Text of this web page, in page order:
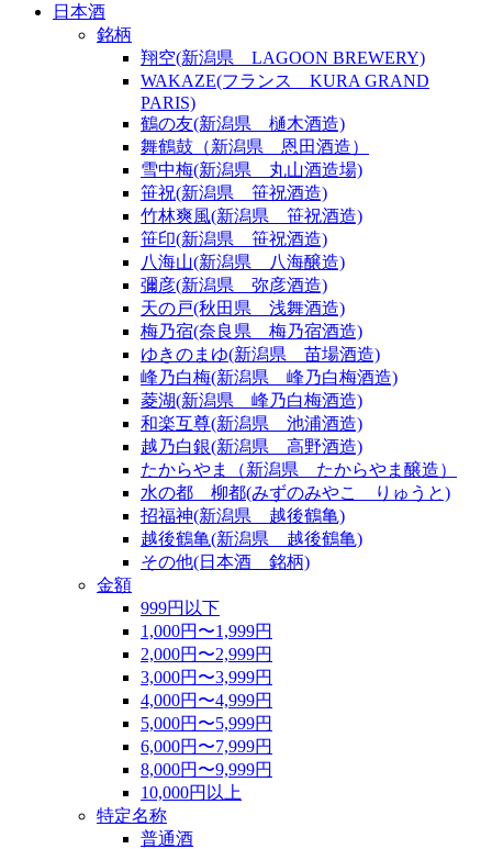
日本酒
銘柄
翔空(新潟県 LAGOON BREWERY)
WAKAZE(フランス KURA GRAND
PARIS)
鶴の友(新潟県 樋木酒造)
舞鶴鼓（新潟県 恩田酒造）
雪中梅(新潟県 丸山酒造場)
笹祝(新潟県 笹祝酒造)
竹林爽風(新潟県 笹祝酒造)
笹印(新潟県 笹祝酒造)
八海山(新潟県 八海醸造)
彌彦(新潟県 弥彦酒造)
天の戸(秋田県 浅舞酒造)
梅乃宿(奈良県 梅乃宿酒造)
ゆきのまゆ(新潟県 苗場酒造)
峰乃白梅(新潟県 峰乃白梅酒造)
菱湖(新潟県 峰乃白梅酒造)
和楽互尊(新潟県 池浦酒造)
越乃白銀(新潟県 高野酒造)
たからやま（新潟県 たからやま醸造）
水の都 柳都(みずのみやこ りゅうと)
招福神(新潟県 越後鶴亀)
越後鶴亀(新潟県 越後鶴亀)
その他(日本酒 銘柄)
金額
999円以下
1,000円〜1,999円
2,000円〜2,999円
3,000円〜3,999円
4,000円〜4,999円
5,000円〜5,999円
6,000円〜7,999円
8,000円〜9,999円
10,000円以上
特定名称
普通酒